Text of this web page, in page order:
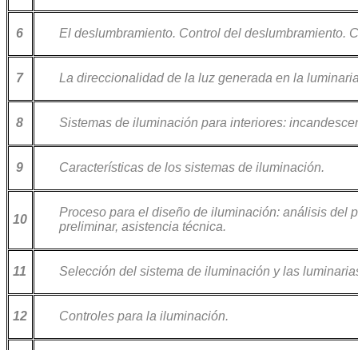
6 El deslumbramiento. Control del deslumbramiento.
7 La direccionalidad de la luz generada en la
8 Sistemas de iluminación para interiores:
9 Características de los sistemas de iluminación.
10
Proceso para el diseño de iluminación: análisis del
preliminar, asistencia técnica.
11 Selección del sistema de iluminación y las
12 Controles para la iluminación.